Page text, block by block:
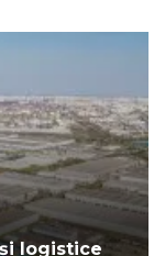
logistice